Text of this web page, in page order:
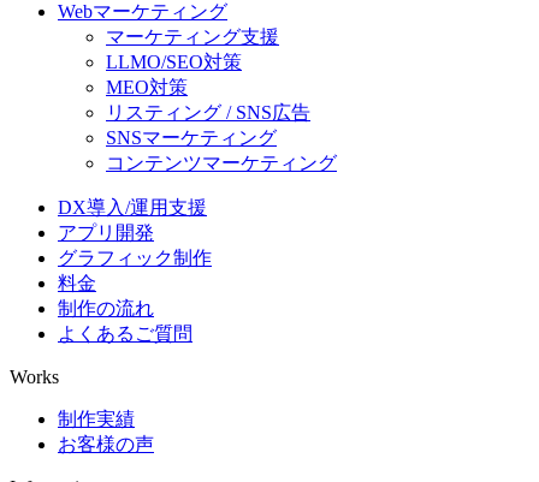
Webマーケティング
マーケティング支援
LLMO/SEO対策
MEO対策
リスティング / SNS広告
SNSマーケティング
コンテンツマーケティング
DX導入/運用支援
アプリ開発
グラフィック制作
料金
制作の流れ
よくあるご質問
Works
制作実績
お客様の声